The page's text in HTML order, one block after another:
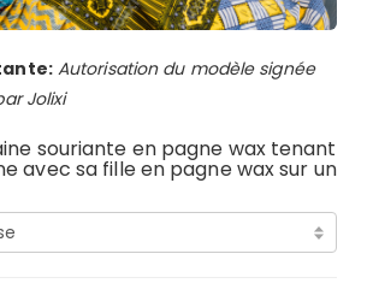
Autorisation du modèle signée
Jolixi
souriante en pagne wax tenant
avec sa fille en pagne wax sur un